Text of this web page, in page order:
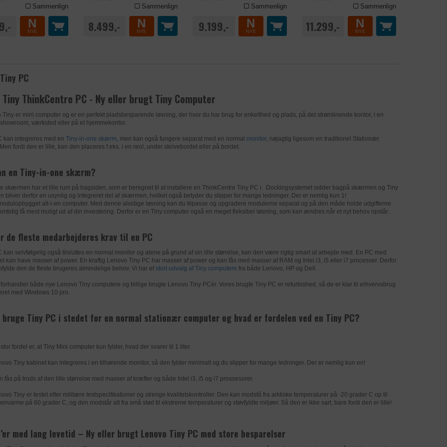
ZENDESK
Registrerer hvilken server-klynge, der betjener den besøgende. Dette
6 dage
AWSALBCORS
Bevarer brugerens status på tværs af sider på websitet.
https://www.dynamicweb.com/about/privacy-policy
Dynamicweb.SessionVisitor
uniplus.dk
2 år
_ga
Anvendes til indsamling af brugernes adfærd på websitet, hvorefter der på
baggrund af disse dataer udarbejdes analyser.
1 dag
_gat
uniplus.dk
Statistik-cookies hjælper os med at forstå, hvordan besøgende bruger
samn.dk. De bruges til at samle oplysninger om trafikken på siden. Det
giver os mulighed for at bygge et bedre website til dig. Oplysningerne
annonymiseres og kan ikke spores tilbage til den enkelte bruger.
https://policies.google.com/privacy?hl=da-dk
uniplus.dk
Bevarer brugerstater på tværs af sideanmodninger.
https://www.zendesk.com/company/agreements-and-terms/privacy-policy/
FACEBOOK
Facebook eller en digital platform, der drives af Facebook-reklamer efter at
have besøgt dette websted.
https://www.facebook.com/about/privacy/update
3 måneder
_fbp
GOOGLE
sandsynligvis vil konvertere til kunder baseret på den besøgendes
onlineadfærd på tværs af websteder.
https://privacy.microsoft.com/da-dk/privacystatement
FACEBOOK
f.eks. budgivning i realtid, fra tredjepartsannoncører.
Sammenlign
N
NYE
Sammenlign
8.499,- N
NYE
Sammenlign
9.199,- N
NYE
Sammenlign
11.299,- N
NYE
PC
Tiny ThinkCentre PC - Ny eller brugt Tiny Computer
Tiny er mini computer og er en perfekt pladsbesparende løsning, der hvor du har brug for enkelthed og plads, på det strømlinende kontor, i en
værksted eller på et hjemmekontor.
kan integreres med en Tiny-in-one skærm , men kan også fungere separat med en normal monitor, nøjagtig ligesom en traditionel Stationær
fordi den er lille, kan den placeres f.eks. i en reol, under skrivebordet eller på bordet.
en Tiny-in-one skærm?
skærmen har et lille rum på bagsiden, som er beregnet til at installere en ThinkCentre Tiny PC i. Dockingsystemet sidder bagpå skærmen og Tiny
bliver derfor en usynlig og integreret del af skærmen, hvilket også betyder du slipper for mange ledninger. Der er nemlig kun 1!
alt-i-en computer. Med denne alsidige løsning kan du tilpasse og opgradere modulerne separat og på den måde holde udgifterne
få mest muligt ud af din investering. Derfor er en Tiny computer også en meget fleksibel løsning, som kan ændres når et nyt behov opstår.
de fleste medarbejderes krav til en PC
kan selvfølgelig også tilsluttes en normal monitor og alene på grund af sin lille størrelse, kan den være rigtig smart at arbejde med. En PC med
kan have masser af power. En kraftig Lenovo Tiny PC har masser af power og kan fås med masser af RAM og Intel i3, i5 eller i7 processer. Derfor
den de fleste brugeres almindelige behov. Vi har et stort udvalg af Tiny computere fra både Lenovo, HP og Dell.
både nye Lenovo Tiny computere og billige brugte Lenovo Tiny PCér. Vores brugte Tiny PC er refurbished, så de er klar til erhvervsbrug
med Windows 10 pro.
bruge Tiny PC i stedet for en normal stationær computer og hvad er fordelen ved en Tiny PC?
fordel er, at Tiny Mini computer kun fylder, hvad der svarer til 1 liter.
Tiny kabinet kan integreres i en tilhørende monitor, så den fylder minimalt og du slipper for mange ledninger. Der er nemlig kun en!
fås på trods af den lille størrelse med masser af kræfter og både Intel i3, i5 og i7 prossesorer.
Tiny er testet efter militære testspecifikationer og strenge kvalitetskontroller. Den kan modstå fra arktiske temperaturer på -20 grader C op til
på 60 grader C, og den modstår alt fra små stød til ekstreme temperaturer og støvfyldte miljøer. Så den er ikke sart, bare fordi den er lille!
med lang levetid – Ny eller brugt Lenovo Tiny PC med store besparelser